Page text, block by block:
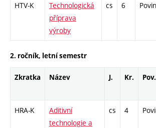
HTV-K
Technologická
příprava
výroby
cs 6
2. ročník, letní semestr
Zkratka Název J. Kr. Pov.
HRA-K
Aditivní
technologie a
cs 4